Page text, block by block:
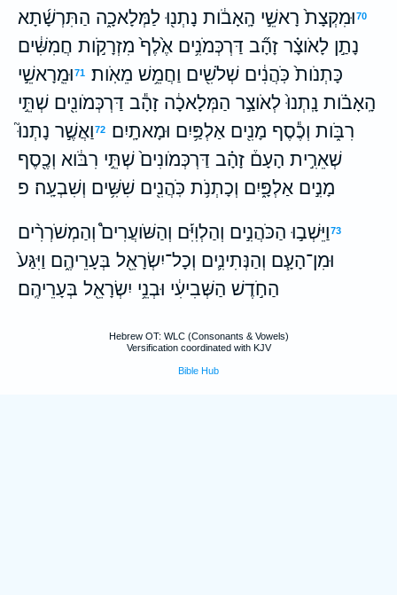
70וּמִקְצָת֙ רָאשֵׁ֣י הָֽאָבֹ֔ות נָתְנ֖וּ לַמְּלָאכָ֑ה הַתִּרְשָׁ֜תָא
נָתַ֣ן לָאֹוצָ֗ר זָהָ֞ב דַּרְכְּמֹנִ֥ים אֶ֙לֶף֙ מִזְרָקֹ֣ות חֲמִשִּׁ֔ים
כָּתְנֹות֙ כֹּֽהֲנִ֔ים שְׁלֹשִׁ֖ים וַחֲמֵ֥שׁ מֵאֹֽות׃ 71וּמֵֽרָאשֵׁ֣י
הָֽאָבֹ֗ות נָֽתְנוּ֙ לְאֹוצַ֣ר הַמְּלָאכָ֔ה זָהָ֕ב דַּרְכְּמֹונִ֖ים שְׁתֵּ֣י
רִבֹּ֑ות וְכֶ֕סֶף מָנִ֖ים אַלְפַּ֥יִם וּמָאתָֽיִם׃
72וַאֲשֶׁ֣ר נָתְנוּ֮
שְׁאֵרִ֣ית הָעָם֒ זָהָ֗ב דַּרְכְּמֹונִים֙ שְׁתֵּ֣י רִבֹּ֔וא וְכֶ֖סֶף
מָנִ֣ים אַלְפָּ֑יִם וְכָתְנֹ֥ת כֹּֽהֲנִ֖ים שִׁשִּׁ֥ים וְשִׁבְעָֽה׃ פ
73וַיֵּשְׁב֣וּ הַכֹּהֲנִ֣ים וְהַלְוִיִּ֡ם וְהַשֹּׁועֲרִים֩ וְהַמְשֹׁרְרִ֨ים
וּמִן־הָעָ֧ם וְהַנְּתִינִ֛ים וְכָל־יִשְׂרָאֵ֖ל בְּעָרֵיהֶ֑ם וַיִּגַּע֙
הַחֹ֣דֶשׁ הַשְּׁבִיעִ֔י וּבְנֵ֥י יִשְׂרָאֵ֖ל בְּעָרֵיהֶֽם׃
Hebrew OT: WLC (Consonants & Vowels)
Versification coordinated with KJV
Bible Hub